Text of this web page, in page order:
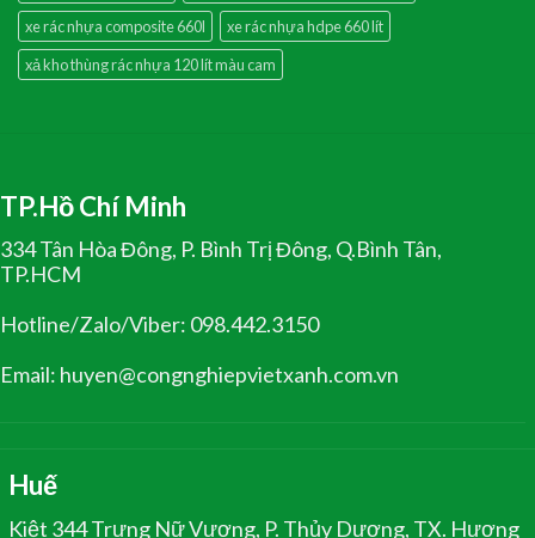
xe rác nhựa composite 660l
xe rác nhựa hdpe 660 lít
xả kho thùng rác nhựa 120 lít màu cam
TP.Hồ Chí Minh
334 Tân Hòa Đông, P. Bình Trị Đông, Q.Bình Tân,
TP.HCM
Hotline/Zalo/Viber: 098.442.3150
Email: huyen@congnghiepvietxanh.com.vn
Huế
Kiệt 344 Trưng Nữ Vương, P. Thủy Dương, TX. Hương